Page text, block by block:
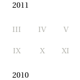
2011
III IV V
IX X XI
2010